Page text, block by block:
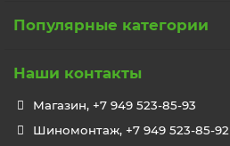
Популярные категории
Наши контакты
Магазин, +7 949 523-85-93
Шиномонтаж, +7 949 523-85-92